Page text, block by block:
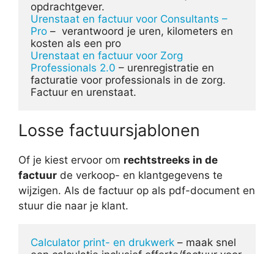
Urenstaat en factuur voor Consultants –
Pro –  verantwoord je uren, kilometers en
Urenstaat en factuur voor Zorg
Professionals 2.0 – urenregistratie en
facturatie voor professionals in de zorg.
Factuur en urenstaat.
Losse factuursjablonen
Of je kiest ervoor om rechtstreeks in de
factuur de verkoop- en klantgegevens te
wijzigen. Als de factuur op als pdf-document en
stuur die naar je klant.
Calculator print- en drukwerk – maak snel